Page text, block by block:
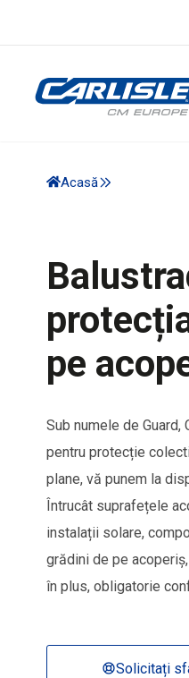
Acasă
pe
Sub numele de
pentru protecție
plane, vă punem la
Întrucât suprafețele
instalații solare,
grădini de pe
în plus, obligatorie
Solicitați